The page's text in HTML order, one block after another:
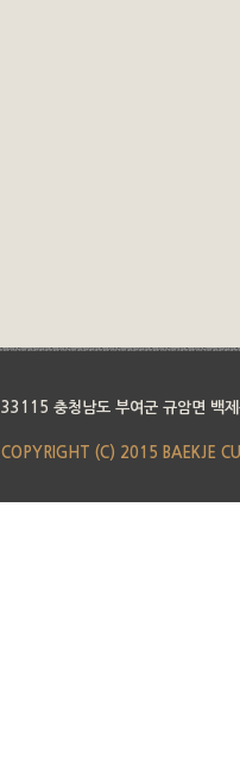
33115 충청남도 부여군 규암면 백
COPYRIGHT (C) 2015 BAEKJE